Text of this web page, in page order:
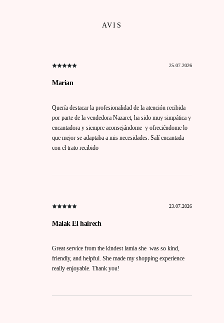
AVIS
25.07.2026
Marian
Quería destacar la profesionalidad de la atención recibida
por parte de la vendedora Nazaret, ha sido muy simpática y
encantadora y siempre aconsejándome y ofreciéndome lo
que mejor se adaptaba a mis necesidades. Salí encantada
con el trato recibido
23.07.2026
Malak El hairech
Great service from the kindest lamia she was so kind,
friendly, and helpful. She made my shopping experience
really enjoyable. Thank you!